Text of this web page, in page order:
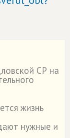
СР на
жизнь
нужные и